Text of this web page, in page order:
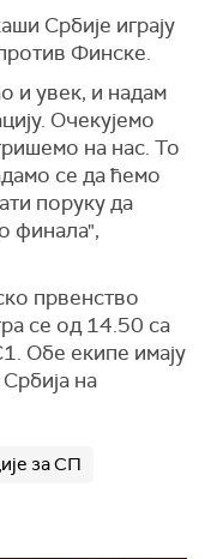
Србије играју
Финске.
и увек, и надам
Очекујемо
на нас. То
се да ћемо
поруку да
финала",
првенство
се од 14.50 са
Обе екипе имају
на
за СП